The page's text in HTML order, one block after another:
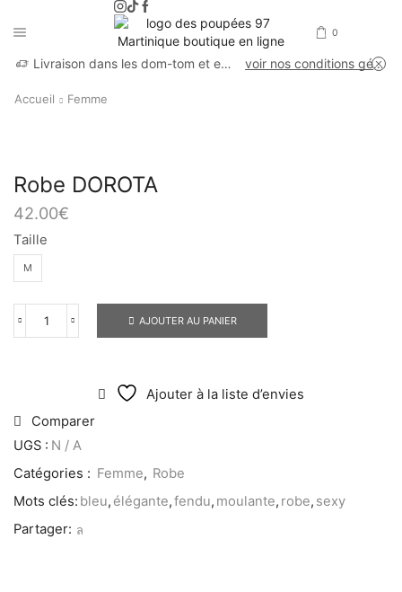
0
Livraison dans les dom-tom et en France métropolitaine voir nos conditions générales de vente
Accueil Femme
Robe DOROTA
42.00€
Taille
M
AJOUTER AU PANIER
Ajouter à la liste d’envies
Comparer
UGS : N / A
Catégories : Femme, Robe
Mots clés: bleu, élégante,fendu, moulante, robe, sexy
Partager: